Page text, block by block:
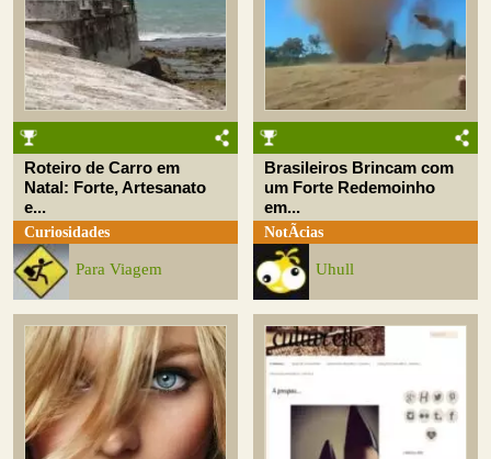
Roteiro de Carro em
Natal: Forte, Artesanato
e...
Curiosidades
Para Viagem
Brasileiros Brincam com
um Forte Redemoinho
em...
NotÃ­cias
Uhull